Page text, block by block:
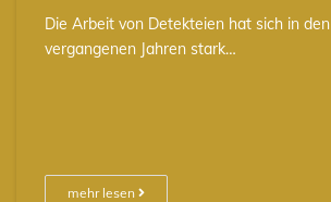
Die Arbeit von Detekteien hat sich in den
vergangenen Jahren stark…
mehr lesen